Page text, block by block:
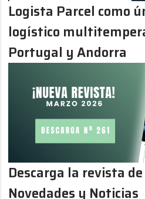
Logista Parcel como
logístico
Portugal y Andorra
Descarga la revista
Novedades y Noticias